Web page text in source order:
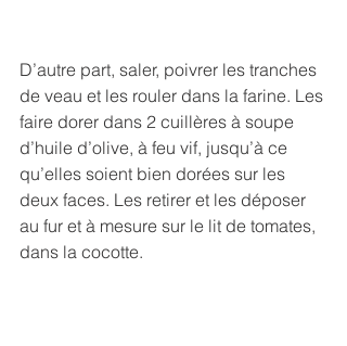
D’autre part, saler, poivrer les tranches
de veau et les rouler dans la farine. Les
faire dorer dans 2 cuillères à soupe
d’huile d’olive, à feu vif, jusqu’à ce
qu’elles soient bien dorées sur les
deux faces. Les retirer et les déposer
au fur et à mesure sur le lit de tomates,
dans la cocotte.